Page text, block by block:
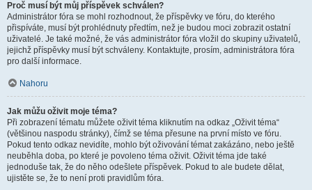
Proč musí být můj příspěvek schválen?
Administrátor fóra se mohl rozhodnout, že příspěvky ve fóru, do kterého
přispíváte, musí být prohlédnuty předtím, než je budou moci zobrazit ostatní
uživatelé. Je také možné, že vás administrátor fóra vložil do skupiny uživatelů,
jejichž příspěvky musí být schváleny. Kontaktujte, prosím, administrátora fóra
pro další informace.
Nahoru
Jak můžu oživit moje téma?
Při zobrazení tématu můžete oživit téma kliknutím na odkaz „Oživit téma“
(většinou naspodu stránky), čímž se téma přesune na první místo ve fóru.
Pokud tento odkaz nevidíte, mohlo být oživování témat zakázáno, nebo ještě
neuběhla doba, po které je povoleno téma oživit. Oživit téma jde také
jednoduše tak, že do něho odešlete příspěvek. Pokud to ale budete dělat,
ujistěte se, že to není proti pravidlům fóra.